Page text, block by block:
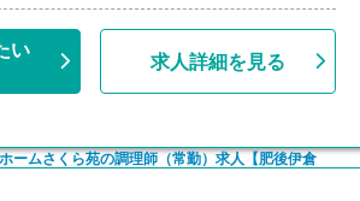
い
求人詳細を見る
ームさくら苑の調理師（常勤）求人【肥後伊倉